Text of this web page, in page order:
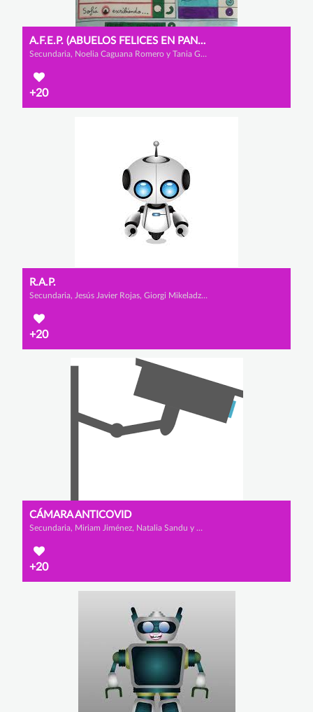
A.F.E.P. (ABUELOS FELICES EN PANDEMIA)
Secundaria, Noelia Caguana Romero y Tania González Tantau
+20
R.A.P.
Secundaria, Jesús Javier Rojas, Giorgi Mikeladze y Alejandro Rivas
+20
CÁMARA ANTICOVID
Secundaria, Miriam Jiménez, Natalia Sandu y María Vélez
+20